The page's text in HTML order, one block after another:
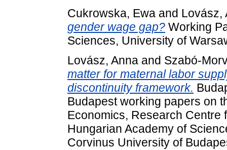
Cukrowska, Ewa and Lovász,
gender wage gap? Working
Sciences, University of
Lovász, Anna and Szabó-
matter for maternal labor
discontinuity framework.
Budapest working papers on
Economics, Research Centre
Hungarian Academy of
Corvinus University of